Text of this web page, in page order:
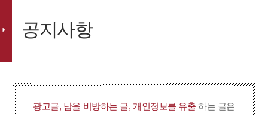
공지사항
광고글, 남을 비방하는 글, 개인정보를 유출 하는 글은